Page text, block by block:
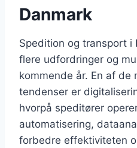
Danmark
Spedition og transport i
flere udfordringer og
kommende år. En af de
tendenser er
hvorpå speditører
automatisering,
forbedre effektiviteten